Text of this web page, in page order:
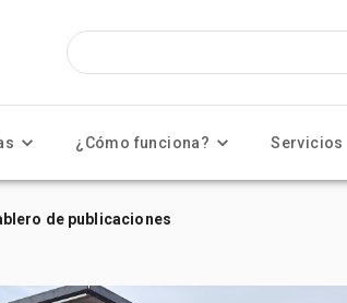
¿Cómo funciona? Servicios
de publicaciones